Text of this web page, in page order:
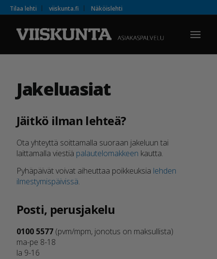
Tilaa lehti viiskunta.fi Näköislehti
Jakeluasiat
Jäitkö ilman lehteä?
Ota yhteyttä soittamalla suoraan jakeluun tai
laittamalla viestiä palautelomakkeen kautta.
Pyhäpäivät voivat aiheuttaa poikkeuksia lehden
ilmestymispäivissä.
Posti, perusjakelu
0100 5577(pvm/mpm, jonotus on maksullista)
ma-pe 8-18
la 9-16